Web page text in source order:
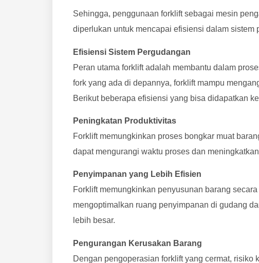
Sehingga, penggunaan forklift sebagai mesin
diperlukan untuk mencapai efisiensi dalam
Efisiensi Sistem Pergudangan
Peran utama forklift adalah membantu dalam
fork yang ada di depannya, forklift mampu
Berikut beberapa efisiensi yang bisa didapatkan
Peningkatan Produktivitas
Forklift memungkinkan proses bongkar muat
dapat mengurangi waktu proses dan
Penyimpanan yang Lebih Efisien
Forklift memungkinkan penyusunan barang
mengoptimalkan ruang penyimpanan di gudang
lebih besar.
Pengurangan Kerusakan Barang
Dengan pengoperasian forklift yang cermat, risiko